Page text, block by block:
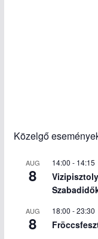
Közelgő
AUG
8
14:00 - 14:15
AUG
8
18:00 -23:30